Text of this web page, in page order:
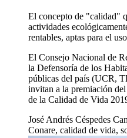
El concepto de "calidad"
actividades
rentables, aptas para el
El Consejo Nacional de
la Defensoría de los
públicas del país (UCR,
invitan a la premiación
de la Calidad de Vida
José Andrés Céspedes
Conare, calidad de vida,